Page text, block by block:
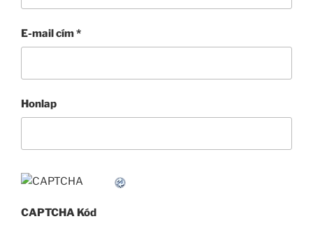
E-mail cím*
Honlap
CAPTCHA Kód